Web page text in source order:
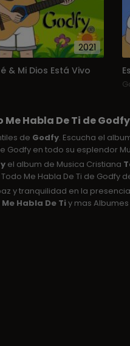
2021
& Mi Dios Está Vivo
Habla De Ti de
de Godfy. Escucha el
Godfy en todo su esplendor
el album de Musica Cristiana
Me Habla De Ti de Godfy
y tranquilidad en la
Habla De Ti y mas